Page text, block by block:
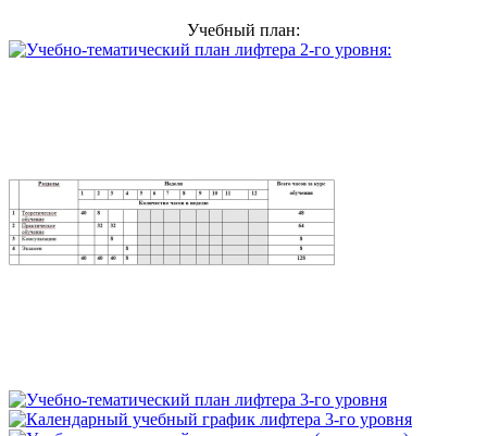
Учебный план: